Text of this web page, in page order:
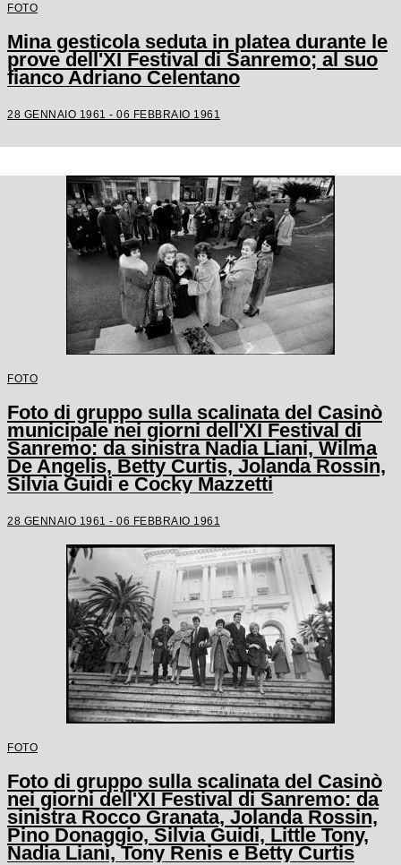
FOTO
Mina gesticola seduta in platea durante le
prove dell'XI Festival di Sanremo; al suo
fianco Adriano Celentano
28 GENNAIO 1961 - 06 FEBBRAIO 1961
FOTO
Foto di gruppo sulla scalinata del Casinò
municipale nei giorni dell'XI Festival di
Sanremo: da sinistra Nadia Liani, Wilma
De Angelis, Betty Curtis, Jolanda Rossin,
Silvia Guidi e Cocky Mazzetti
28 GENNAIO 1961 - 06 FEBBRAIO 1961
FOTO
Foto di gruppo sulla scalinata del Casinò
nei giorni dell'XI Festival di Sanremo: da
sinistra Rocco Granata, Jolanda Rossin,
Pino Donaggio, Silvia Guidi, Little Tony,
Nadia Liani, Tony Renis e Betty Curtis